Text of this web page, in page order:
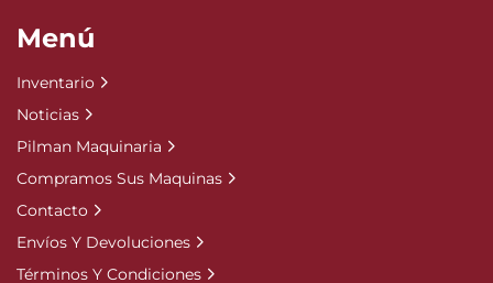
Menú
Inventario
Noticias
Pilman Maquinaria
Compramos Sus Maquinas
Contacto
Envíos Y Devoluciones
Términos Y Condiciones